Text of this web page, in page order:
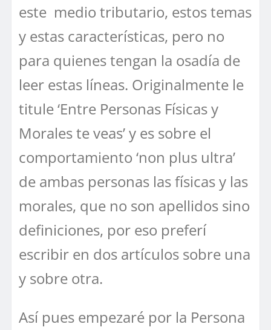
este medio tributario, estos temas
y estas características, pero no
para quienes tengan la osadía de
leer estas líneas. Originalmente le
titule ‘Entre Personas Físicas y
Morales te veas’ y es sobre el
comportamiento ‘non plus ultra’
de ambas personas las físicas y las
morales, que no son apellidos sino
definiciones, por eso preferí
escribir en dos artículos sobre una
y sobre otra.
Así pues empezaré por la Persona